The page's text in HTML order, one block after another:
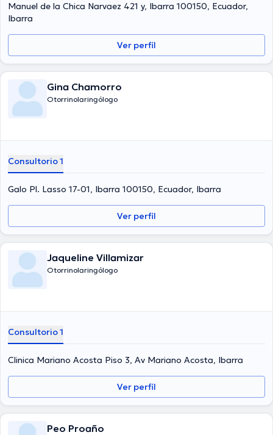
Manuel de la Chica Narvaez 421 y, Ibarra 100150, Ecuador,
Ibarra
Ver perfil
Gina Chamorro
Otorrinolaringólogo
Consultorio 1
Galo Pl. Lasso 17-01, Ibarra 100150, Ecuador, Ibarra
Ver perfil
Jaqueline Villamizar
Otorrinolaringólogo
Consultorio 1
Clinica Mariano Acosta Piso 3, Av Mariano Acosta, Ibarra
Ver perfil
Peo Proaño